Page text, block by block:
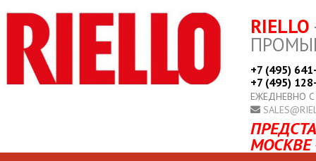
RIELLO
+7 (495)
+7 (495)
ЕЖЕДНЕВНО
МОСКВЕ